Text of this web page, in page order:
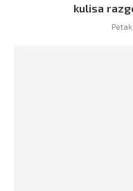
kulisa